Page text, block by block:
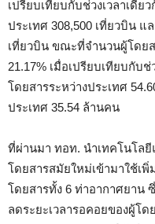
เปรียบเทียบกับช่วงเวลาเดีย
ประเทศ 308,500 เที่ยวบิน แ
เที่ยวบิน ขณะที่จำนวนผู้โดย
21.17% เมื่อเปรียบเทียบกับ
โดยสารระหว่างประเทศ
ประเทศ 35.54 ล้านคน
ที่ผ่านมา ทอท. นำเทคโนโล
โดยสารสมัยใหม่เข้ามาใช้เ
โดยสารทั้ง 6 ท่าอากาศยาน
ลดระยะเวลารอคอยของผู้โ